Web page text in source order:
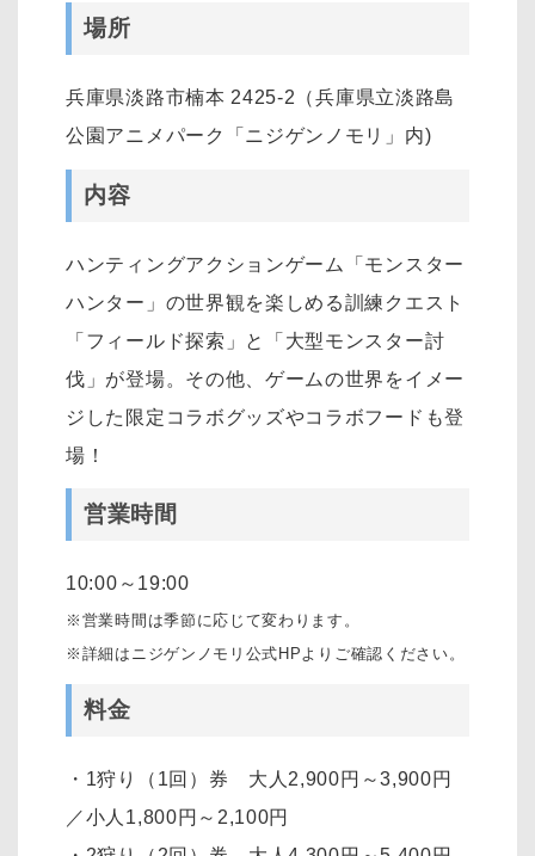
場所
兵庫県淡路市楠本 2425-2（兵庫県立淡路島
公園アニメパーク「ニジゲンノモリ」内)
内容
ハンティングアクションゲーム「モンスター
ハンター」の世界観を楽しめる訓練クエスト
「フィールド探索」と「大型モンスター討
伐」が登場。その他、ゲームの世界をイメー
ジした限定コラボグッズやコラボフードも登
場！
営業時間
10:00～19:00
※営業時間は季節に応じて変わります。
※詳細はニジゲンノモリ公式HPよりご確認ください。
料金
・1狩り（1回）券 大人2,900円～3,900円
／小人1,800円～2,100円